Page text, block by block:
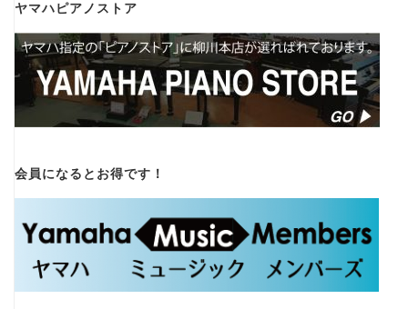
ヤマハピアノストア
会員になるとお得です！